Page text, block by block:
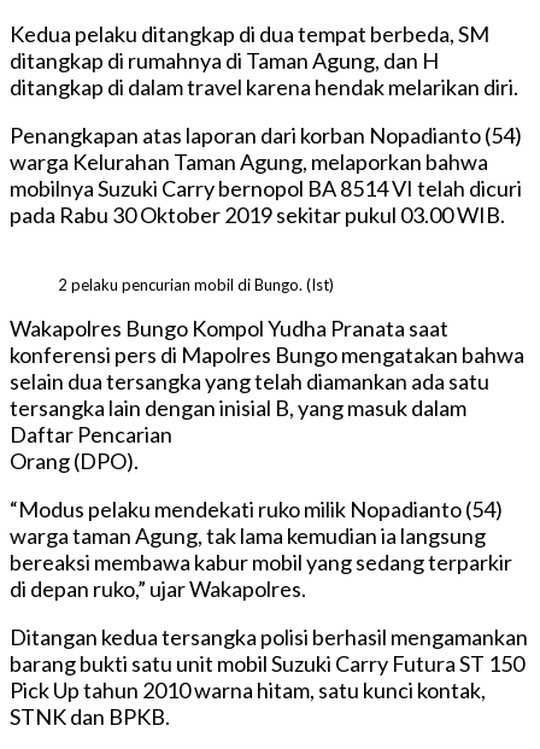
Kedua pelaku ditangkap di dua tempat berbeda, SM
ditangkap di rumahnya di Taman Agung, dan H
ditangkap di dalam travel karena hendak melarikan diri.
Penangkapan atas laporan dari korban Nopadianto (54)
warga Kelurahan Taman Agung, melaporkan bahwa
mobilnya Suzuki Carry bernopol BA 8514 VI telah dicuri
pada Rabu 30 Oktober 2019 sekitar pukul 03.00 WIB.
2 pelaku pencurian mobil di Bungo. (Ist)
Wakapolres Bungo Kompol Yudha Pranata saat
konferensi pers di Mapolres Bungo mengatakan bahwa
selain dua tersangka yang telah diamankan ada satu
tersangka lain dengan inisial B, yang masuk dalam
Daftar Pencarian
Orang (DPO).
“Modus pelaku mendekati ruko milik Nopadianto (54)
warga taman Agung, tak lama kemudian ia langsung
bereaksi membawa kabur mobil yang sedang terparkir
di depan ruko,” ujar Wakapolres.
Ditangan kedua tersangka polisi berhasil mengamankan
barang bukti satu unit mobil Suzuki Carry Futura ST 150
Pick Up tahun 2010 warna hitam, satu kunci kontak,
STNK dan BPKB.